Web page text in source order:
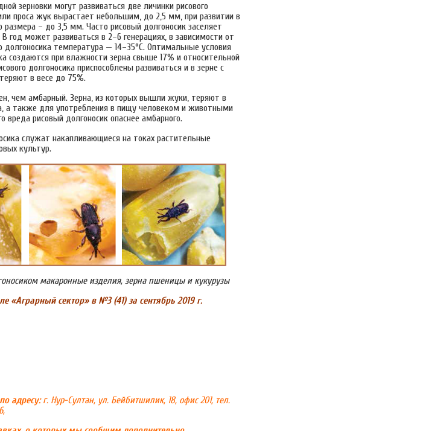
зерновки могут развиваться две личинки рисового
проса жук вырастает небольшим, до 2,5 мм, при развитии в
размера – до 3,5 мм. Часто рисовый долгоносик заселяет
год может развиваться в 2–6 генерациях, в зависимости от
долгоносика температура — 14–35°С. Оптимальные условия
создаются при влажности зерна свыше 17% и относительной
долгоносика приспособлены развиваться и в зерне с
в весе до 75%.
чем амбарный. Зерна, из которых вышли жуки, теряют в
а также для употребления в пищу человеком и животными
вреда рисовый долгоносик опаснее амбарного.
служат накапливающиеся на токах растительные
культур.
макаронные изделия, зерна пшеницы и кукурузы
«Аграрный сектор» в №3 (41)за сентябрь 2019 г.
адресу:г. Нур-Султан, ул. Бейбитшилик, 18, офис 201, тел.